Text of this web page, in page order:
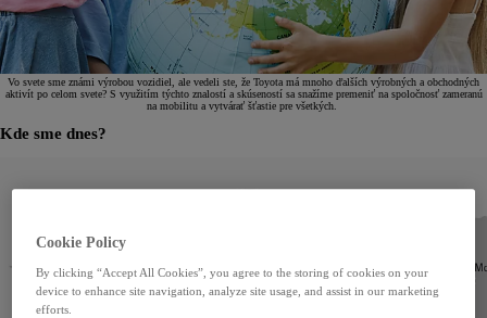
Vo svete sme známi výrobou vozidiel, ale vedeli ste, že Toyota má mnoho ďalších výrobných a obchodných
aktivít po celom svete? S využitím týchto znalostí a skúseností sa snažíme premeniť na spoločnosť zameranú
na mobilitu a vytvárať šťastie pre všetkých.
Kde sme dnes?
Cookie Policy
By clicking “Accept All Cookies”, you agree to the storing of cookies on your
device to enhance site navigation, analyze site usage, and assist in our marketing
efforts.